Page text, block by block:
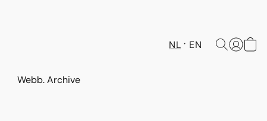
NL EN
Webb. Archive